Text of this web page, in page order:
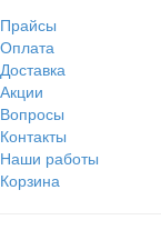
Прайсы
Оплата
Доставка
Акции
Вопросы
Контакты
Наши работы
Корзина